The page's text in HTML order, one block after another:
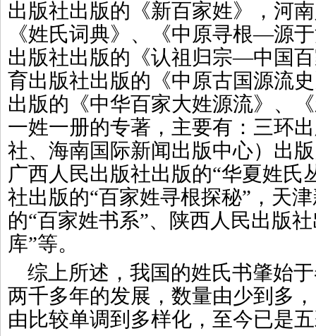
出版社出版的《新百家姓》，河
《姓氏词典》、《中原寻根—源
出版社出版的《认祖归宗—中国
育出版社出版的《中原古国源流
出版的《中华百家大姓源流》、
一姓一册的专著，主要有：三环
社、海南国际新闻出版中心）出
广西人民出版社出版的“华夏姓氏
社出版的“百家姓寻根探秘”，天
的“百家姓书系”、陕西人民出版
库”等。
综上所述，我国的姓氏书肇始
两千多年的发展，数量由少到多
由比较单调到多样化，至今已是